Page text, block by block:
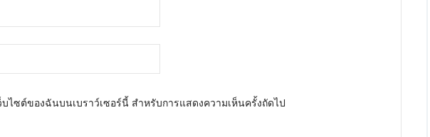
ไซต์ของฉันบนเบราว์เซอร์นี้ สำหรับการแสดงความเห็นครั้งถัดไป